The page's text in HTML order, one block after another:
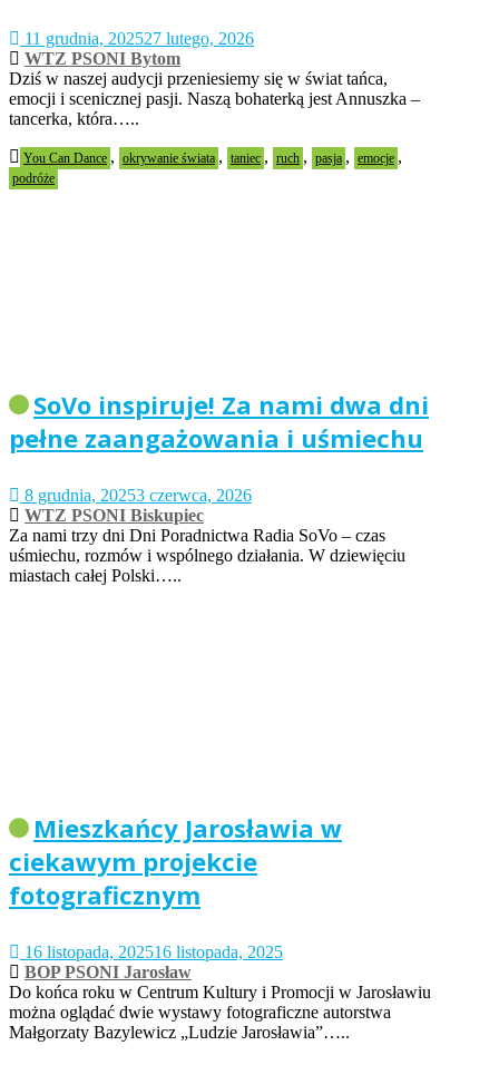
11 grudnia, 202527 lutego, 2026
WTZ PSONI Bytom
Dziś w naszej audycji przeniesiemy się w świat tańca,
emocji i scenicznej pasji. Naszą bohaterką jest Annuszka –
tancerka, która…..
You Can Dance , okrywanie świata , taniec , ruch , pasja , emocje ,
podróże
SoVo inspiruje! Za nami dwa dni
pełne zaangażowania i uśmiechu
8 grudnia, 20253 czerwca, 2026
WTZ PSONI Biskupiec
Za nami trzy dni Dni Poradnictwa Radia SoVo – czas
uśmiechu, rozmów i wspólnego działania. W dziewięciu
miastach całej Polski…..
Mieszkańcy Jarosławia w
ciekawym projekcie
fotograficznym
16 listopada, 202516 listopada, 2025
BOP PSONI Jarosław
Do końca roku w Centrum Kultury i Promocji w Jarosławiu
można oglądać dwie wystawy fotograficzne autorstwa
Małgorzaty Bazylewicz „Ludzie Jarosławia”…..